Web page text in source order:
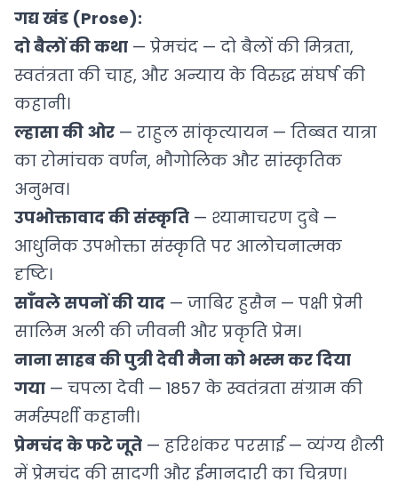
गद्य खंड (Prose):
दो बैलों की कथा — प्रेमचंद — दो बैलों की मित्रता,
स्वतंत्रता की चाह, और अन्याय के विरुद्ध संघर्ष की
कहानी।
ल्हासा की ओर — राहुल सांकृत्यायन — तिब्बत यात्रा
का रोमांचक वर्णन, भौगोलिक और सांस्कृतिक
अनुभव।
उपभोक्तावाद की संस्कृति — श्यामाचरण दुबे —
आधुनिक उपभोक्ता संस्कृति पर आलोचनात्मक
दृष्टि।
साँवले सपनों की याद — जाबिर हुसैन — पक्षी प्रेमी
सालिम अली की जीवनी और प्रकृति प्रेम।
नाना साहब की पुत्री देवी मैना को भस्म कर दिया
गया — चपला देवी — 1857 के स्वतंत्रता संग्राम की
मर्मस्पर्शी कहानी।
प्रेमचंद के फटे जूते — हरिशंकर परसाई — व्यंग्य शैली
में प्रेमचंद की सादगी और ईमानदारी का चित्रण।